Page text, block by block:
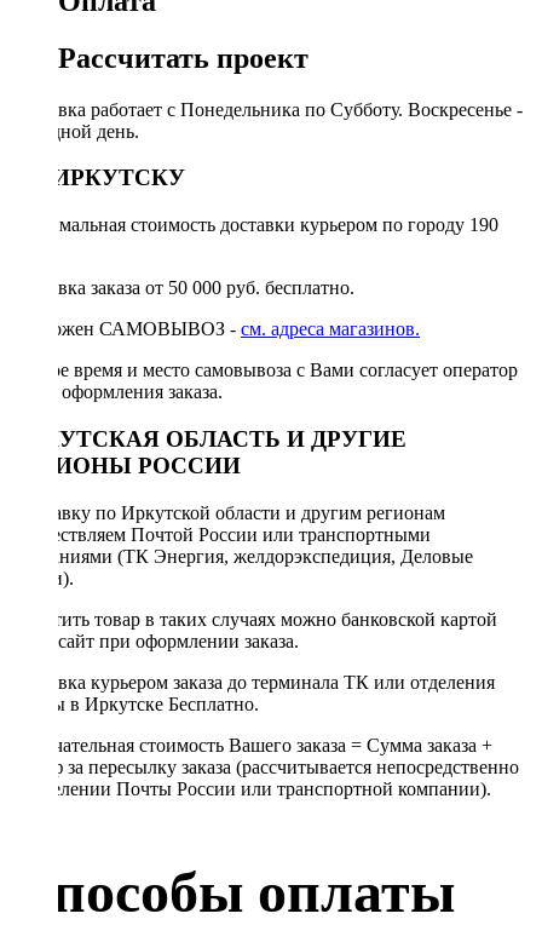
Рассчитать проект
Доставка работает с Понедельника по Субботу. Воскресенье -
выходной день.
ПО ИРКУТСКУ
Минимальная стоимость доставки курьером по городу 190
Доставка заказа от 50 000 руб. бесплатно.
Возможен САМОВЫВОЗ - см. адреса магазинов.
Точное время и место самовывоза с Вами согласует оператор
после оформления заказа.
ИРКУТСКАЯ ОБЛАСТЬ И ДРУГИЕ
РЕГИОНЫ РОССИИ
Отправку по Иркутской области и другим регионам
осуществляем Почтой России или транспортными
компаниями (ТК Энергия, желдорэкспедиция, Деловые
линии).
Оплатить товар в таких случаях можно банковской картой
через сайт при оформлении заказа.
Доставка курьером заказа до терминала ТК или отделения
Почты в Иркутске Бесплатно.
Окончательная стоимость Вашего заказа = Сумма заказа +
Тариф за пересылку заказа (рассчитывается непосредственно
в отделении Почты России или транспортной компании).
Способы оплаты